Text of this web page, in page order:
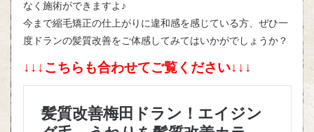
なく施術ができますよ♪
今まで縮毛矯正の仕上がりに違和感を感じている方、ぜひ一
度ドランの髪質改善をご体感してみてはいかがでしょうか？
↓↓↓こちらも合わせてご覧ください↓↓↓